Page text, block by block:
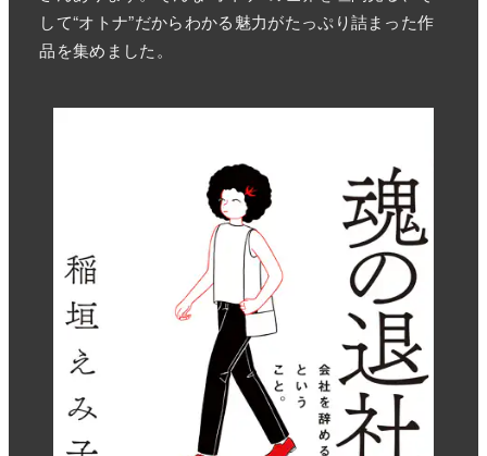
して“オトナ”だからわかる魅力がたっぷり詰まった作
品を集めました。